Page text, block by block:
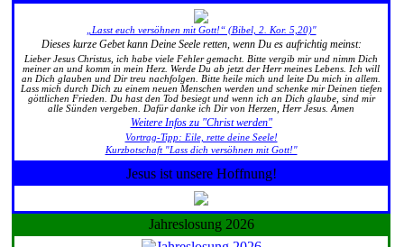
„Lasst euch versöhnen mit Gott!“ (Bibel, 2. Kor. 5,20)"
Dieses kurze Gebet kann Deine Seele retten, wenn Du es aufrichtig meinst:
Lieber Jesus Christus, ich habe viele Fehler gemacht. Bitte vergib mir und nimm Dich
meiner an und komm in mein Herz. Werde Du ab jetzt der Herr meines Lebens. Ich will
an Dich glauben und Dir treu nachfolgen. Bitte heile mich und leite Du mich in allem.
Lass mich durch Dich zu einem neuen Menschen werden und schenke mir Deinen tiefen
göttlichen Frieden. Du hast den Tod besiegt und wenn ich an Dich glaube, sind mir
alle Sünden vergeben. Dafür danke ich Dir von Herzen, Herr Jesus. Amen
Weitere Infos zu "Christ werden"
Vortrag-Tipp: Eile, rette deine Seele!
Kurzbotschaft "Lass dich versöhnen mit Gott!"
Jesus ist unsere Hoffnung!
Jahreslosung 2026